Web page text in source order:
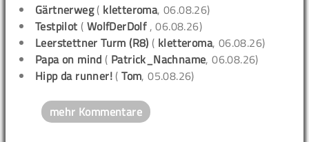
Gärtnerweg( kletteroma, 06.08.26)
Testpilot ( WolfDerDolf , 06.08.26)
Leerstettner Turm (R8) ( kletteroma, 06.08.26)
Papa on mind ( Patrick_Nachname, 06.08.26)
Hipp da runner! (Tom, 05.08.26)
mehr Kommentare